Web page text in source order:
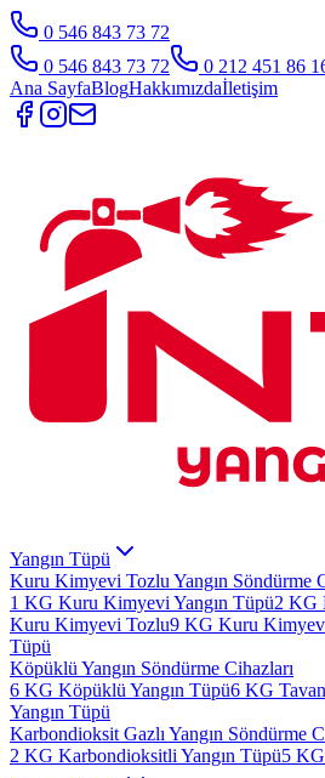
0 546 843 73 72
0 546 843 73 72
0 212 451 86
Ana SayfaBlogHakkımızdaİletişim
Yangın Tüpü
Kuru Kimyevi Tozlu Yangın Söndürme
1 KG Kuru Kimyevi Yangın Tüpü2 KG
Kuru Kimyevi Tozlu9 KG Kuru
Tüpü
Köpüklü Yangın Söndürme Cihazları
6 KG Köpüklü Yangın Tüpü6 KG
Yangın Tüpü
Karbondioksit Gazlı Yangın Söndürme
2 KG Karbondioksitli Yangın Tüpü5